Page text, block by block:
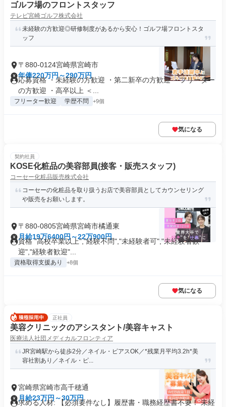
ゴルフ場のフロントスタッフ
テレビ宮崎ゴルフ株式会社
未経験の方歓迎◎研修制度があるから安心！ゴルフ場フロントスタ
ッフ
〒880-0124宮崎県宮崎市
年俸220万円～290万円
応募資格 ・未経験の方歓迎 ・第二新卒の方歓迎 ・フリーター
の方歓迎 ・高卒以上 ＜...
フリーター歓迎 学歴不問 +9個
気になる
契約社員
KOSE化粧品の美容部員(接客・販売スタッフ)
コーセー化粧品販売株式会社
コーセーの化粧品を取り扱うお店で美容部員としてカウンセリング
や販売をお願いします。
〒880-0805宮崎県宮崎市橘通東
月給19万6400円～22万900円
資格 "高校卒業以上","経験不問","未経験者可","未経験者歓
迎","経験者歓迎"...
資格取得支援あり +8個
気になる
正社員
美容クリニックのアシスタント/美容キャスト
医療法人社団メディカルフロンティア
JR宮崎駅から徒歩2分／ネイル・ピアスOK／*残業月平均3.2h*美
容社割あり／ネイル・ピ...
宮崎県宮崎市高千穂通
月給23万円～30万円
求める人材: 【必須要件なし】履歴書・職務経歴書不要！ 未経